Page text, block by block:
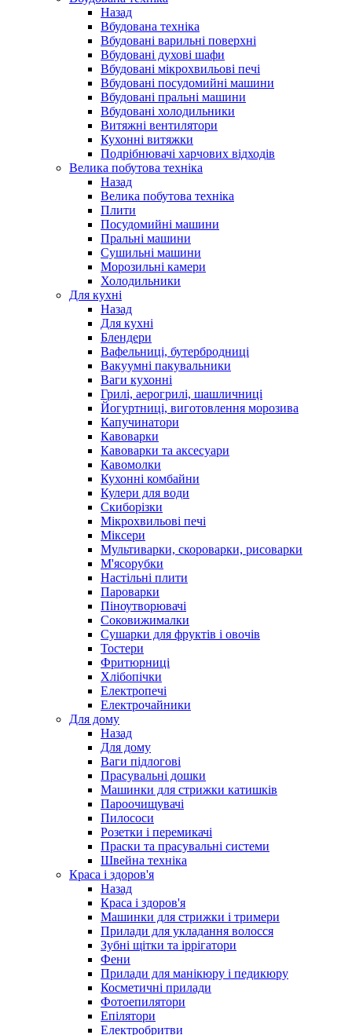
Назад
Вбудована техніка
Вбудовані варильні поверхні
Вбудовані духові шафи
Вбудовані мікрохвильові печі
Вбудовані посудомийні машини
Вбудовані пральні машини
Вбудовані холодильники
Витяжні вентилятори
Кухонні витяжки
Подрібнювачі харчових відходів
Велика побутова техніка
Назад
Велика побутова техніка
Плити
Посудомийні машини
Пральні машини
Сушильні машини
Морозильні камери
Холодильники
Для кухні
Назад
Для кухні
Блендери
Вафельниці, бутербродниці
Вакуумні пакувальники
Ваги кухонні
Грилі, аерогрилі, шашличниці
Йогуртниці, виготовлення морозива
Капучинатори
Кавоварки
Кавоварки та аксесуари
Кавомолки
Кухонні комбайни
Кулери для води
Скиборізки
Мікрохвильові печі
Міксери
Мультиварки, скороварки, рисоварки
М'ясорубки
Настільні плити
Пароварки
Піноутворювачі
Соковижималки
Сушарки для фруктів і овочів
Тостери
Фритюрниці
Хлібопічки
Електропечі
Електрочайники
Для дому
Назад
Для дому
Ваги підлогові
Прасувальні дошки
Машинки для стрижки катишків
Пароочищувачі
Пилососи
Розетки і перемикачі
Праски та прасувальні системи
Швейна техніка
Краса і здоров'я
Назад
Краса і здоров'я
Машинки для стрижки і тримери
Прилади для укладання волосся
Зубні щітки та іррігатори
Фени
Прилади для манікюру і педикюру
Косметичні прилади
Фотоепилятори
Епілятори
Електробритви